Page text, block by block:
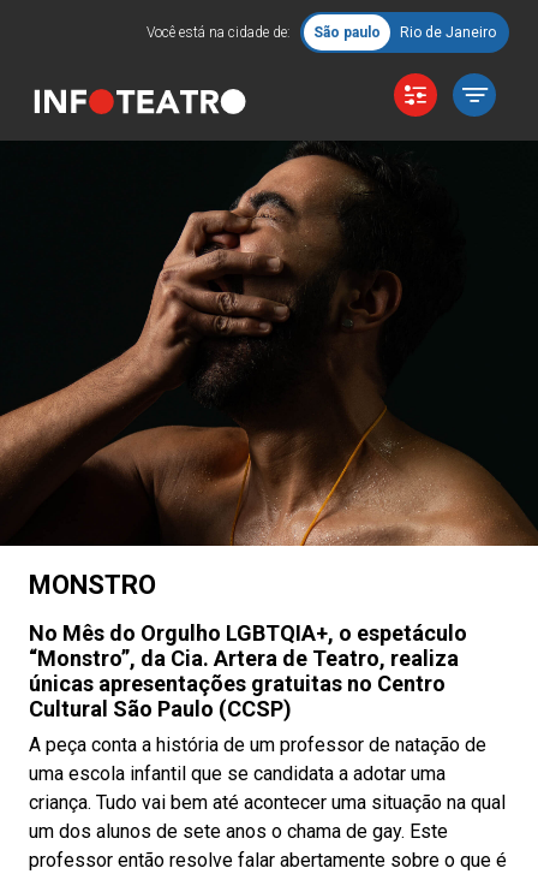
Você está na cidade de: São paulo Rio de Janeiro
MONSTRO
No Mês do Orgulho LGBTQIA+, o espetáculo
“Monstro”, da Cia. Artera de Teatro, realiza
únicas apresentações gratuitas no Centro
Cultural São Paulo (CCSP)
A peça conta a história de um professor de natação de
uma escola infantil que se candidata a adotar uma
criança. Tudo vai bem até acontecer uma situação na qual
um dos alunos de sete anos o chama de gay. Este
professor então resolve falar abertamente sobre o que é